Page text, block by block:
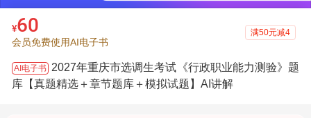
¥60
会员免费使用AI电子书
满50元减4
AI电子书 2027年重庆市选调生考试《行政职业能力测验》题
库【真题精选＋章节题库＋模拟试题】AI讲解